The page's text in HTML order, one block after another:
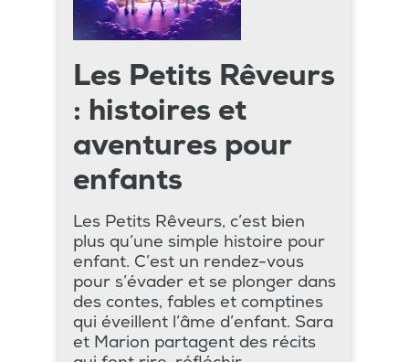
Les Petits Rêveurs
: histoires et
aventures pour
enfants
Les Petits Rêveurs, c’est bien
plus qu’une simple histoire pour
enfant. C’est un rendez-vous
pour s’évader et se plonger dans
des contes, fables et comptines
qui éveillent l’âme d’enfant. Sara
et Marion partagent des récits